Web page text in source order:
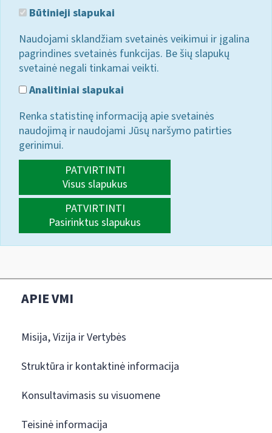
Būtinieji slapukai
Naudojami sklandžiam svetainės veikimui ir įgalina
pagrindines svetainės funkcijas. Be šių slapukų
svetainė negali tinkamai veikti.
Analitiniai slapukai
Renka statistinę informaciją apie svetainės
naudojimą ir naudojami Jūsų naršymo patirties
gerinimui.
PATVIRTINTI
Visus slapukus
PATVIRTINTI
Pasirinktus slapukus
APIE VMI
Misija, Vizija ir Vertybės
Struktūra ir kontaktinė informacija
Konsultavimasis su visuomene
Teisinė informacija